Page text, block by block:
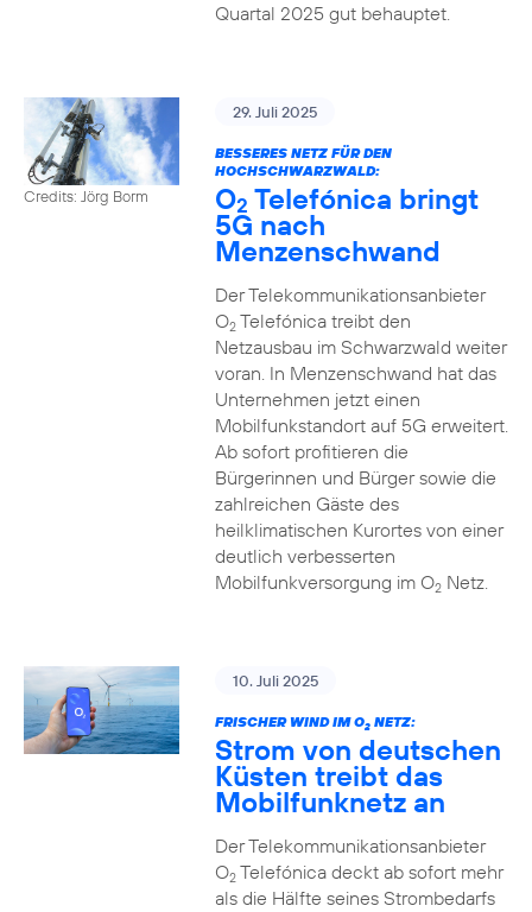
Quartal 2025 gut behauptet.
Credits: Jörg Borm
29. Juli 2025
BESSERES NETZ FÜR DEN
HOCHSCHWARZWALD:
O2 Telefónica bringt
5G nach
Menzenschwand
Der Telekommunikationsanbieter
O2Telefónica treibt den
Netzausbau im Schwarzwald weiter
voran. In Menzenschwand hat das
Unternehmen jetzt einen
Mobilfunkstandort auf 5G erweitert.
Ab sofort profitieren die
Bürgerinnen und Bürger sowie die
zahlreichen Gäste des
heilklimatischen Kurortes von einer
deutlich verbesserten
Mobilfunkversorgung im O2Netz.
10. Juli 2025
FRISCHER WIND IM O2NETZ:
Strom von deutschen
Küsten treibt das
Mobilfunknetz an
Der Telekommunikationsanbieter
O2Telefónica deckt ab sofort mehr
als die Hälfte seines Strombedarfs